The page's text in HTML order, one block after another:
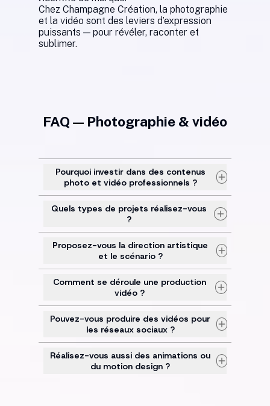
Chez Champagne Création, la photographie
et la vidéo sont des leviers d’expression
puissants — pour révéler, raconter et
sublimer.
FAQ — Photographie & vidéo
Pourquoi investir dans des contenus
photo et vidéo professionnels ?
Quels types de projets réalisez-vous
?
Proposez-vous la direction artistique
et le scénario ?
Comment se déroule une production
vidéo ?
Pouvez-vous produire des vidéos pour
les réseaux sociaux ?
Réalisez-vous aussi des animations ou
du motion design ?